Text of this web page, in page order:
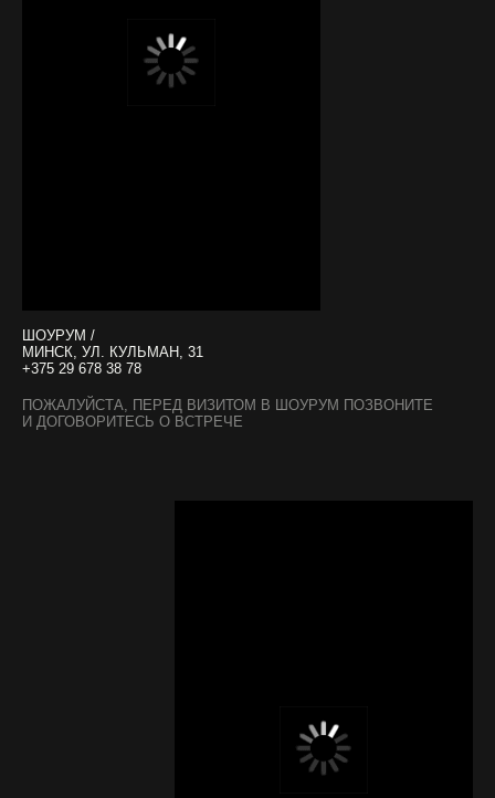
ШОУРУМ /
МИНСК, УЛ. КУЛЬМАН, 31
+375 29 678 38 78
ПОЖАЛУЙСТА, ПЕРЕД ВИЗИТОМ В ШОУРУМ ПОЗВОНИТЕ
И ДОГОВОРИТЕСЬ О ВСТРЕЧЕ